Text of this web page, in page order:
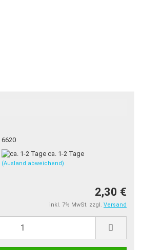
6620
ca. 1-2 Tage
(Ausland abweichend)
2,30 €
inkl. 7% MwSt. zzgl. Versand